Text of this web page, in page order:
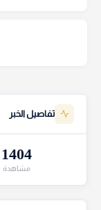
تفاصيل الخبر
1404
مشاهدة